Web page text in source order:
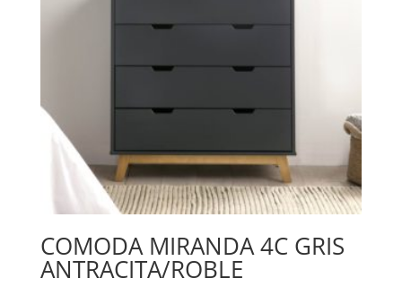
COMODA MIRANDA 4C GRIS
ANTRACITA/ROBLE